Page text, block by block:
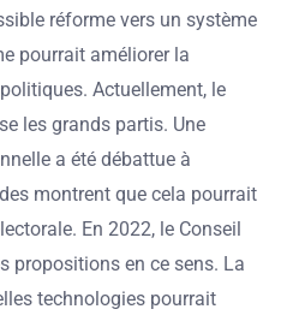
réforme vers un système
pourrait améliorer la
Actuellement, le
les grands partis. Une
a été débattue à
montrent que cela pourrait
En 2022, le Conseil
propositions en ce sens. La
technologies pourrait